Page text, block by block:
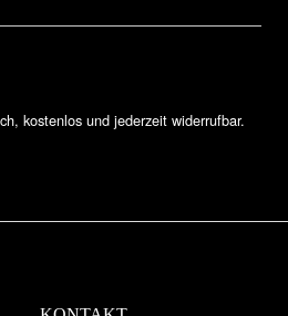
kostenlos und jederzeit widerrufbar.